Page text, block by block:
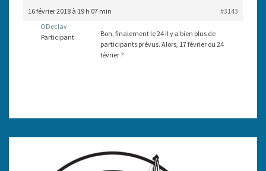
16 février 2018 à 19 h 07 min
#3143
ODeclav
Participant
Bon, finalement le 24 il y a bien plus de
participants prévus. Alors, 17 février ou 24
février ?